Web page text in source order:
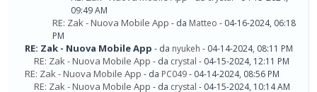
09:49 AM
RE: Zak - Nuova Mobile App - da Matteo - 04-16-2024, 06:18
PM
RE: Zak - Nuova Mobile App - da nyukeh - 04-14-2024, 08:11 PM
RE: Zak - Nuova Mobile App - da crystal - 04-15-2024, 12:11 PM
RE: Zak - Nuova Mobile App - da PC049- 04-14-2024, 08:56 PM
RE: Zak - Nuova Mobile App - da crystal - 04-15-2024, 10:14 AM